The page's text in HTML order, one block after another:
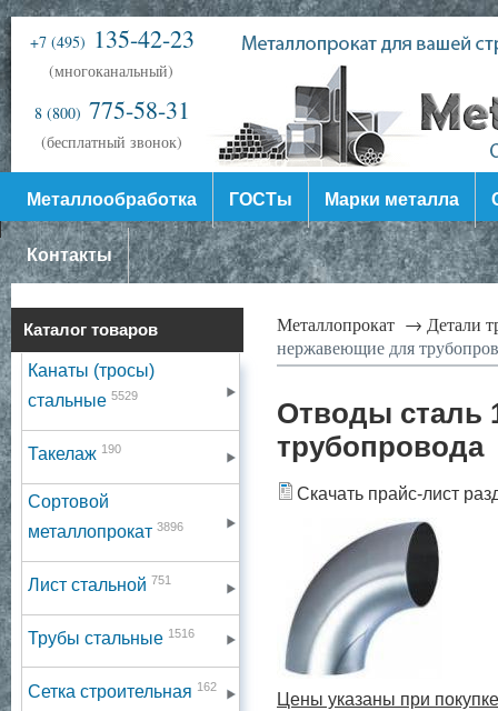
+7 (495) 135-42-23
(многоканальный)
8 (800) 775-58-31
(бесплатный звонок)
Металлообработка ГОСТы Марки металла
Контакты
Каталог товаров
Канаты (тросы)
стальные 5529
Такелаж 190
Сортовой
металлопрокат 3896
Лист стальной 751
Трубы стальные 1516
Сетка строительная 162
Металлопрокат → Детали
нержавеющие для
Отводы сталь
трубопровода
Скачать прайс-лист
Цены указаны при